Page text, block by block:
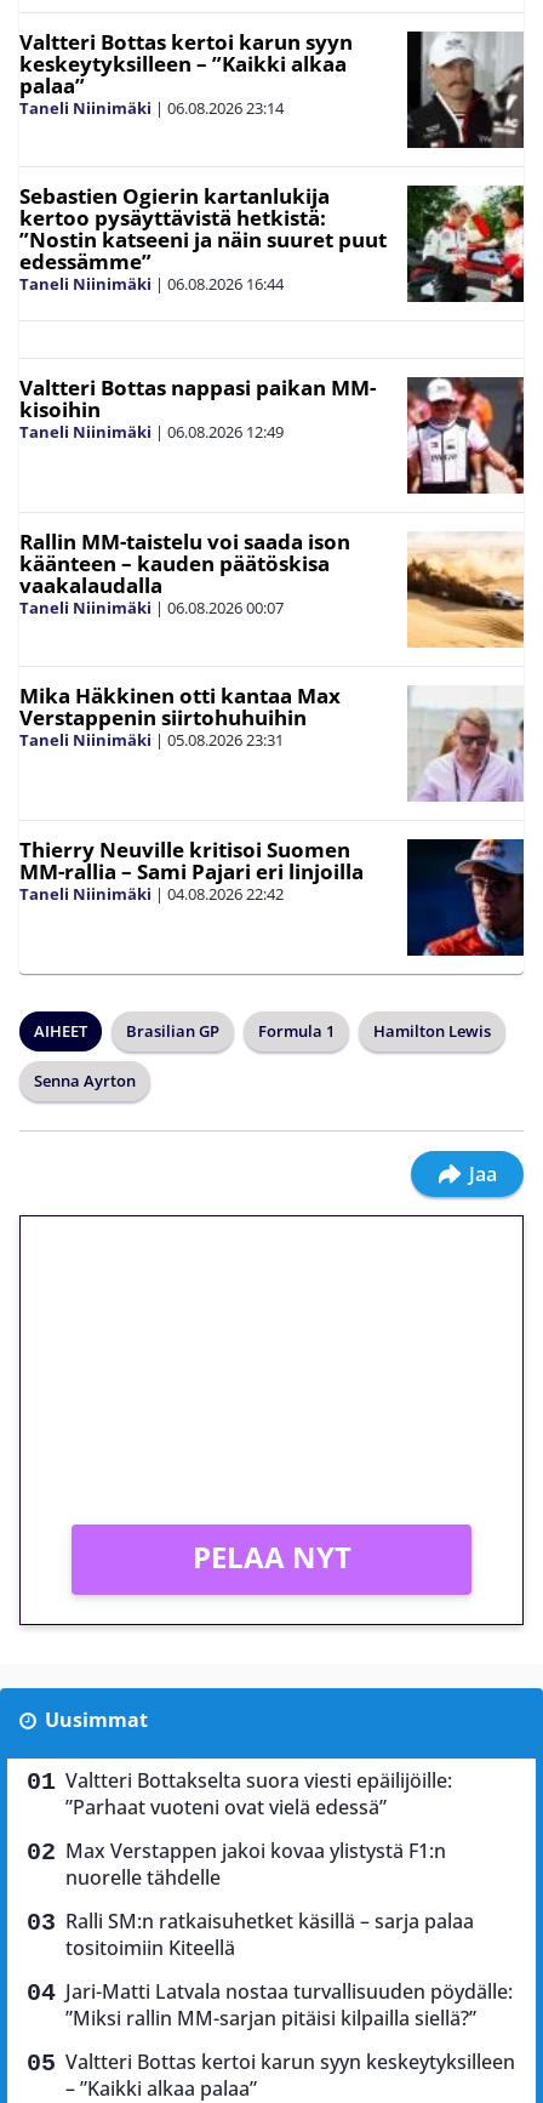
Valtteri Bottas kertoi karun syyn
keskeytyksilleen – ”Kaikki alkaa
palaa”
Taneli Niinimäki | 06.08.202623:14
Sebastien Ogierin kartanlukija
kertoo pysäyttävistä hetkistä:
”Nostin katseeni ja näin suuret puut
edessämme”
Taneli Niinimäki | 06.08.2026 16:44
Valtteri Bottas nappasi paikan MM-
kisoihin
Taneli Niinimäki | 06.08.2026 12:49
Rallin MM-taistelu voi saada ison
käänteen – kauden päätöskisa
vaakalaudalla
Taneli Niinimäki | 06.08.202600:07
Mika Häkkinen otti kantaa Max
Verstappenin siirtohuhuihin
Taneli Niinimäki | 05.08.202623:31
Thierry Neuville kritisoi Suomen
MM-rallia – Sami Pajari eri linjoilla
Taneli Niinimäki | 04.08.202622:42
AIHEET Brasilian GP Formula 1 Hamilton Lewis
Senna Ayrton
Jaa
PELAA NYT
Uusimmat
Valtteri Bottakselta suora viesti epäilijöille:
”Parhaat vuoteni ovat vielä edessä”
Max Verstappen jakoi kovaa ylistystä F1:n
nuorelle tähdelle
Ralli SM:n ratkaisuhetket käsillä – sarja palaa
tositoimiin Kiteellä
Jari-Matti Latvala nostaa turvallisuuden pöydälle:
”Miksi rallin MM-sarjan pitäisi kilpailla siellä?”
Valtteri Bottas kertoi karun syyn keskeytyksilleen
– ”Kaikki alkaa palaa”